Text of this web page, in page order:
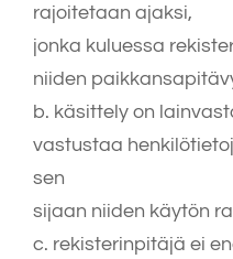
rajoitetaan ajaksi,
jonka kuluessa
niiden
b. käsittely on
vastustaa
sen
sijaan niiden käytön
c. rekisterinpitäjä ei